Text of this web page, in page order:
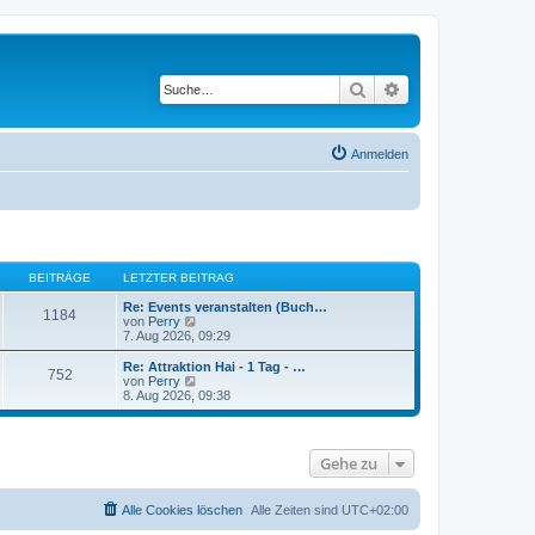
Suche
Anmelden
BEITRÄGE LETZTER BEITRAG
1184
Re: Events veranstalten (Buch…
von Perry
e
u
e
t
r
r
a
7. Aug 2026, 09:29
752
Re: Attraktion Hai - 1 Tag - …
von Perry
e
u
e
8. Aug 2026, 09:38
Gehe zu
Alle Zeiten sind UTC+02:00
Alle Cookies löschen